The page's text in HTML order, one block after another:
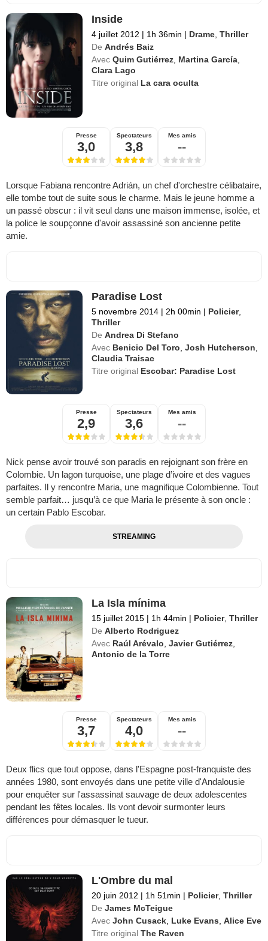
Inside
4 juillet 2012 | 1h 36min | Drame ,Thriller
De Andrés Baiz
Avec Quim Gutiérrez Martina García
Clara Lago
Titre original La cara oculta
Presse
3,0
Spectateurs
3,8
Mes amis
--
Lorsque Fabiana rencontre Adrián, un chef d'orchestre célibataire,
elle tombe tout de suite sous le charme. Mais le jeune homme a
un passé obscur : il vit seul dans une maison immense, isolée, et
la police le soupçonne d'avoir assassiné son ancienne petite
amie.
Paradise Lost
5 novembre 2014 | 2h 00min | Policier,
Thriller
De Andrea Di Stefano
Avec Benicio Del Toro ,Josh Hutcherson
Claudia Traisac
Titre original Escobar: Paradise Lost
Presse
2,9
Spectateurs
3,6
Mes amis
--
Nick pense avoir trouvé son paradis en rejoignant son frère en
Colombie. Un lagon turquoise, une plage d’ivoire et des vagues
parfaites. Il y rencontre Maria, une magnifique Colombienne. Tout
semble parfait… jusqu’à ce que Maria le présente à son oncle :
un certain Pablo Escobar.
STREAMING
La Isla mínima
15 juillet 2015 | 1h 44min | Policier,Thriller
De Alberto Rodriguez
Avec Raúl Arévalo,Javier Gutiérrez,
Antonio de la Torre
Presse
3,7
Spectateurs
4,0
Mes amis
--
Deux flics que tout oppose, dans l'Espagne post-franquiste des
années 1980, sont envoyés dans une petite ville d'Andalousie
pour enquêter sur l'assassinat sauvage de deux adolescentes
pendant les fêtes locales. Ils vont devoir surmonter leurs
différences pour démasquer le tueur.
L'Ombre du mal
20 juin 2012 | 1h 51min | Policier,Thriller
De James McTeigue
Avec John Cusack, Luke Evans,Alice Eve
Titre originalThe Raven